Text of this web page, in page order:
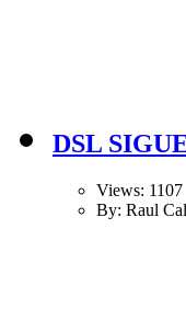
DSL
Views: 1107
By: Raul